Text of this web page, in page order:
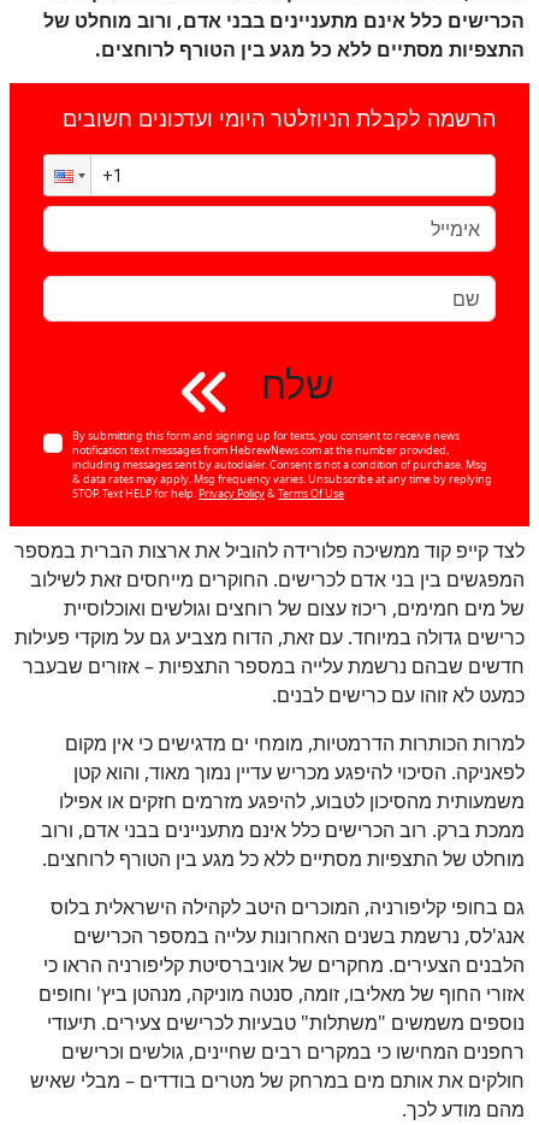
הכרישים כלל אינם מתעניינים בבני אדם, ורוב מוחלט של
התצפיות מסתיים ללא כל מגע בין הטורף לרוחצים.
הרשמה לקבלת הניוזלטר היומי ועדכונים חשובים
שלח
By submitting this form and signing up for texts, you consent to receive news
notification text messages from HebrewNews.com at the number provided,
including messages sent by autodialer. Consent is not a condition of purchase. Msg
& data rates may apply. Msg frequency varies. Unsubscribe at any time by replying
STOP. Text HELP for help.Privacy Policy&Terms Of Use
לצד קייפ קוד ממשיכה פלורידה להוביל את ארצות הברית במספר
המפגשים בין בני אדם לכרישים. החוקרים מייחסים זאת לשילוב
של מים חמימים, ריכוז עצום של רוחצים וגולשים ואוכלוסיית
כרישים גדולה במיוחד. עם זאת, הדוח מצביע גם על מוקדי פעילות
חדשים שבהם נרשמת עלייה במספר התצפיות – אזורים שבעבר
כמעט לא זוהו עם כרישים לבנים.
למרות הכותרות הדרמטיות, מומחי ים מדגישים כי אין מקום
לפאניקה. הסיכוי להיפגע מכריש עדיין נמוך מאוד, והוא קטן
משמעותית מהסיכון לטבוע, להיפגע מזרמים חזקים או אפילו
ממכת ברק. רוב הכרישים כלל אינם מתעניינים בבני אדם, ורוב
מוחלט של התצפיות מסתיים ללא כל מגע בין הטורף לרוחצים.
גם בחופי קליפורניה, המוכרים היטב לקהילה הישראלית בלוס
אנג'לס, נרשמת בשנים האחרונות עלייה במספר הכרישים
הלבנים הצעירים. מחקרים של אוניברסיטת קליפורניה הראו כי
אזורי החוף של מאליבו, זומה, סנטה מוניקה, מנהטן ביץ' וחופים
נוספים משמשים "משתלות" טבעיות לכרישים צעירים. תיעודי
רחפנים המחישו כי במקרים רבים שחיינים, גולשים וכרישים
חולקים את אותם מים במרחק של מטרים בודדים – מבלי שאיש
מהם מודע לכך.